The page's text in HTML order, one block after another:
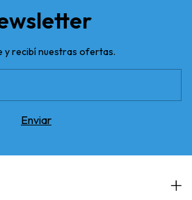
y recibí nuestras ofertas.